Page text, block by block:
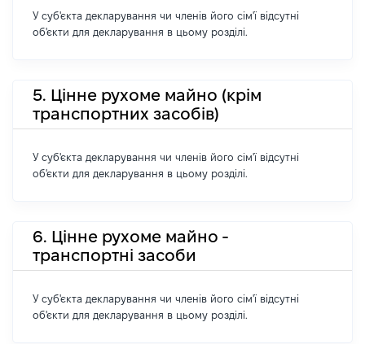
У суб'єкта декларування чи членів його сім'ї відсутні
об'єкти для декларування в цьому розділі.
5. Цінне рухоме майно (крім
транспортних засобів)
У суб'єкта декларування чи членів його сім'ї відсутні
об'єкти для декларування в цьому розділі.
6. Цінне рухоме майно -
транспортні засоби
У суб'єкта декларування чи членів його сім'ї відсутні
об'єкти для декларування в цьому розділі.